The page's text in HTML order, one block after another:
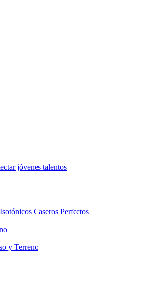
jóvenes talentos
Caseros Perfectos
y Terreno